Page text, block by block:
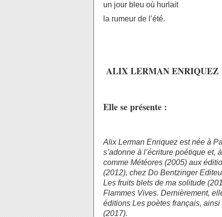
un jour bleu où hurlait
la rumeur de l’été.
ALIX LERMAN ENRIQUEZ
Elle se présente :
Alix Lerman Enriquez est née à
s’adonne à l’écriture poétique
comme Météores (2005) aux
(2012), chez Do Bentzinger
Les fruits blets de ma solitude
Flammes Vives. Dernièrement,
éditions Les poètes français, ainsi
(2017).